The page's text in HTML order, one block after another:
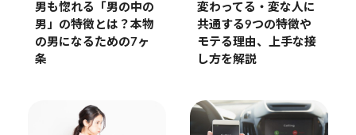
男も惚れる「男の中の
男」の特徴とは？本物
の男になるための7ヶ
条
変わってる・変な人に
共通する9つの特徴や
モテる理由、上手な接
し方を解説